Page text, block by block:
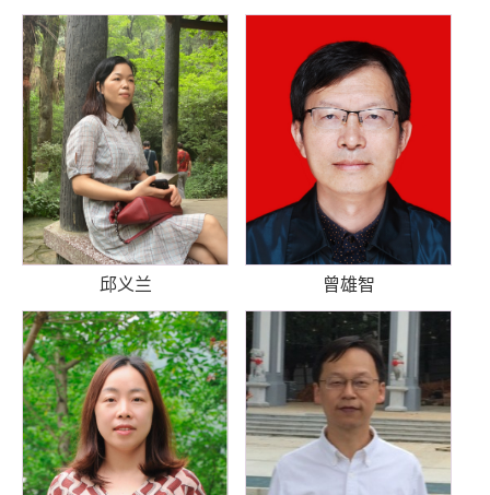
邱义兰 曾雄智